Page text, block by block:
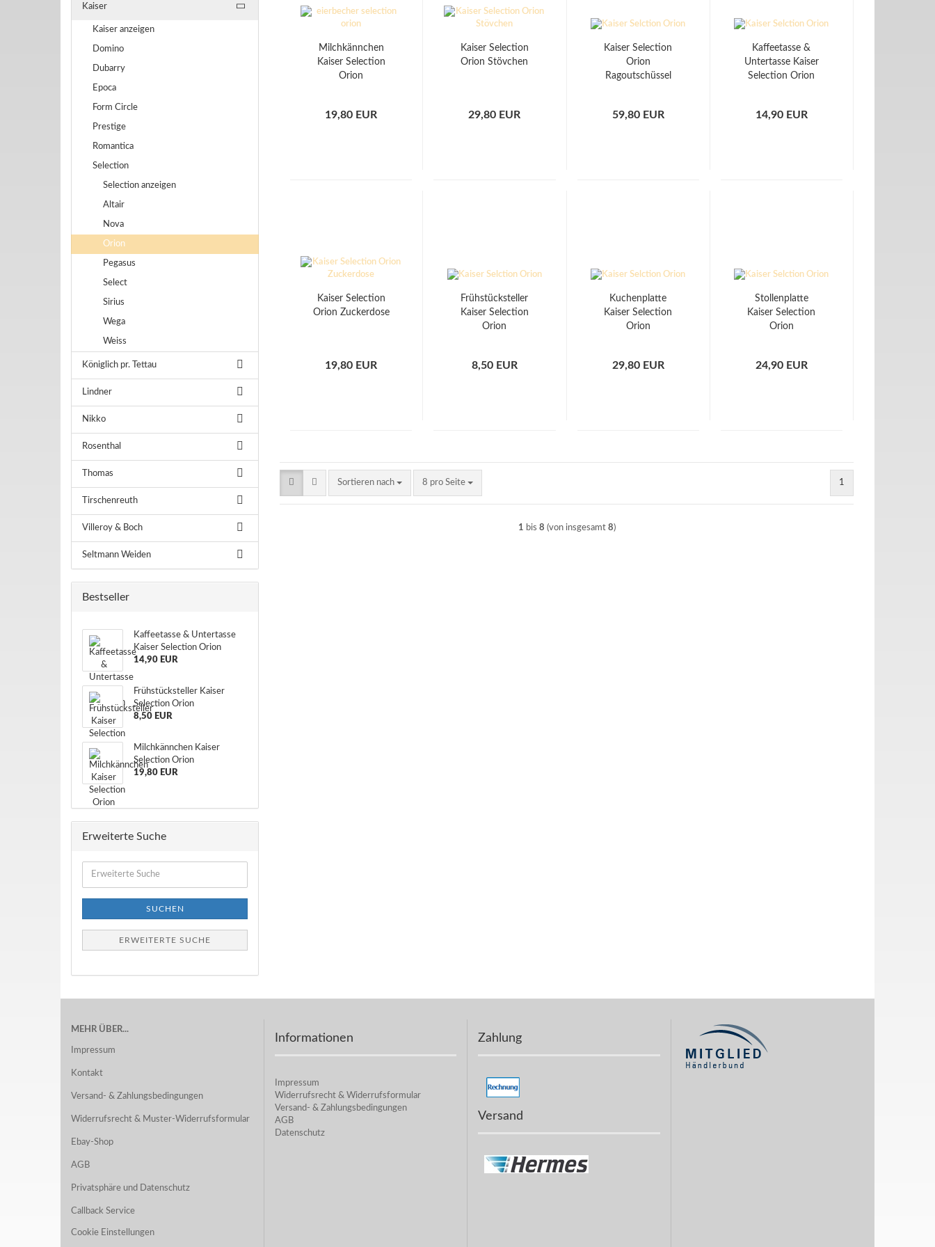
Milchkännchen
Kaiser Selection
Orion
19,80 EUR
Kaiser Selection
Orion Stövchen
29,80 EUR
Kaiser Selection
Orion
Ragoutschüssel
59,80 EUR
Kaffeetasse &
Untertasse Kaiser
Selection Orion
14,90 EUR
Kaiser Selection
Orion Zuckerdose
19,80 EUR
Frühstücksteller
Kaiser Selection
Orion
8,50 EUR
Kuchenplatte
Kaiser Selection
Orion
29,80 EUR
Stollenplatte
Kaiser Selection
Orion
24,90 EUR
Sortieren nach
Sortieren nach 8 pro Seite
pro Seite 1
1 bis 8 (von insgesamt 8)
Kaiser
Kaiser anzeigen
Domino
Dubarry
Epoca
Form Circle
Prestige
Romantica
Selection
Selection anzeigen
Altair
Nova
Orion
Pegasus
Select
Sirius
Wega
Weiss
Königlich pr. Tettau
Lindner
Nikko
Rosenthal
Thomas
Tirschenreuth
Villeroy & Boch
Seltmann Weiden
Bestseller
Kaffeetasse & Untertasse
Kaiser Selection Orion
14,90 EUR
Frühstücksteller Kaiser
Selection Orion
8,50 EUR
Milchkännchen Kaiser
Selection Orion
19,80 EUR
Erweiterte Suche
Suche
SUCHEN
ERWEITERTE SUCHE
MEHR ÜBER...
Impressum
Kontakt
Versand- & Zahlungsbedingungen
Widerrufsrecht & Muster-Widerrufsformular
Ebay-Shop
AGB
Privatsphäre und Datenschutz
Callback Service
Cookie Einstellungen
Informationen
Impressum
Widerrufsrecht & Widerrufsformular
Versand- & Zahlungsbedingungen
AGB
Datenschutz
Zahlung
Versand